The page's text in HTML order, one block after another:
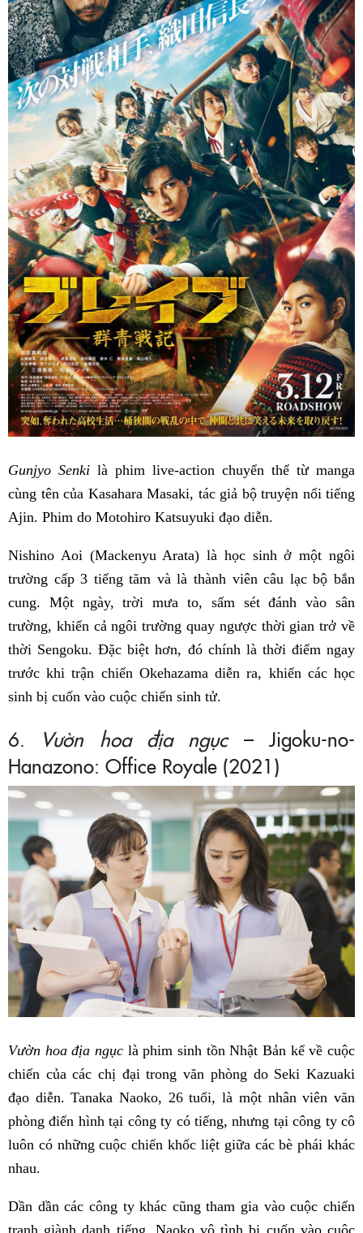
Gunjyo Senki là phim live-action chuyển thể từ manga
cùng tên của Kasahara Masaki, tác giả bộ truyện nổi tiếng
Ajin. Phim do Motohiro Katsuyuki đạo diễn.
Nishino Aoi (Mackenyu Arata) là học sinh ở một ngôi
trường cấp 3 tiếng tăm và là thành viên câu lạc bộ bắn
cung. Một ngày, trời mưa to, sấm sét đánh vào sân
trường, khiến cả ngôi trường quay ngược thời gian trở về
thời Sengoku. Đặc biệt hơn, đó chính là thời điểm ngay
trước khi trận chiến Okehazama diễn ra, khiến các học
sinh bị cuốn vào cuộc chiến sinh tử.
6. Vườn hoa địa ngục– Jigoku-no-
Hanazono: Office Royale (2021)
Vườn hoa địa ngục là phim sinh tồn Nhật Bản kể về cuộc
chiến của các chị đại trong văn phòng do Seki Kazuaki
đạo diễn. Tanaka Naoko, 26 tuổi, là một nhân viên văn
phòng điển hình tại công ty có tiếng, nhưng tại công ty cô
luôn có những cuộc chiến khốc liệt giữa các bè phái khác
nhau.
Dần dần các công ty khác cũng tham gia vào cuộc chiến